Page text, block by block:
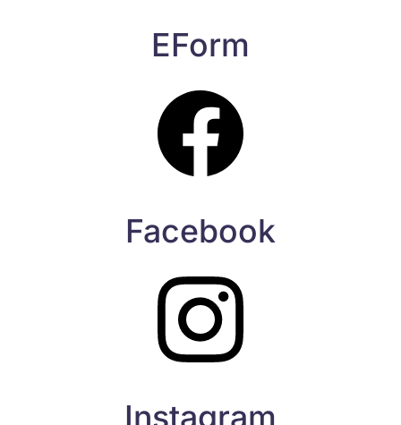
EForm
Facebook
Instagram